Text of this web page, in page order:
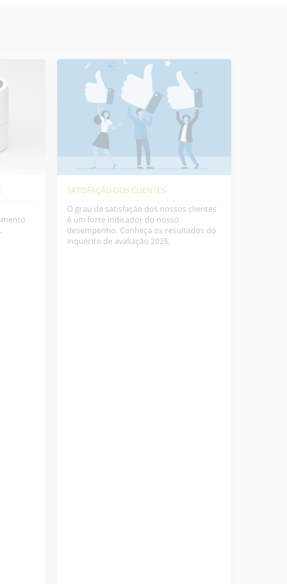
.
SATISFAÇÃO DOS CLIENTES
O grau de satisfação dos nossos clientes
é um forte indicador do nosso
desempenho. Conheça os resultados do
inquérito de avaliação 2025.